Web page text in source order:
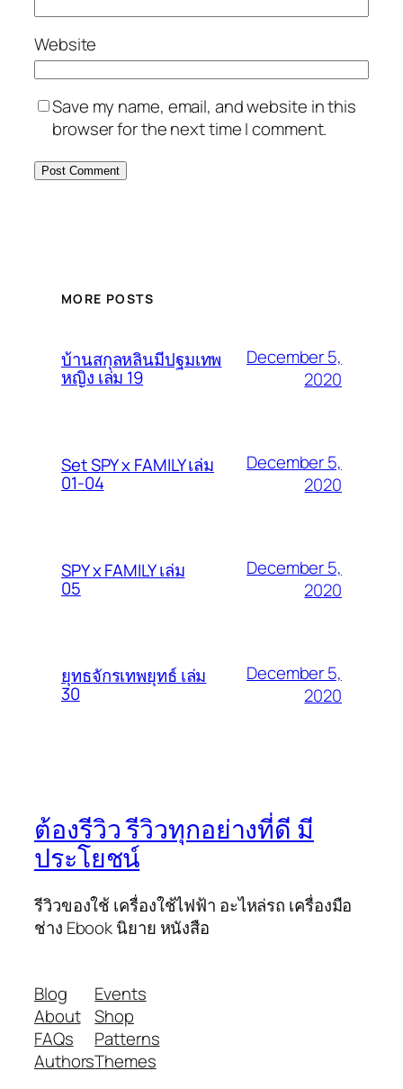
Website
Save my name, email, and website in this
browser for the next time I comment.
MORE POSTS
บ้านสกุลหลินมีปฐมเทพ
หญิง เล่ม 19
December 5,
2020
Set SPY x FAMILY เล่ม
01-04
December 5,
2020
SPY x FAMILY เล่ม
05
December 5,
2020
ยุทธจักรเทพยุทธ์ เล่ม
30
December 5,
2020
ต้องรีวิว รีวิวทุกอย่างที่ดี มี
ประโยชน์
รีวิวของใช้ เครื่องใช้ไฟฟ้า อะไหล่รถ เครื่องมือ
ช่าง Ebook นิยาย หนังสือ
Blog
About
FAQs
Authors
Events
Shop
Patterns
Themes